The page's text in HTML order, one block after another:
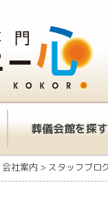
葬儀会館を探す
会社案内 > スタッフブロ